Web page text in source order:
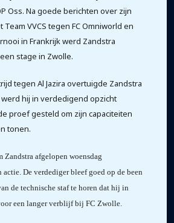
Oss. Na goede berichten over zijn
VVCS tegen FC Omniworld en
in Frankrijk werd Zandstra
stage in Zwolle.
tegen Al Jazira overtuigde Zandstra
hij in verdedigend opzicht
proef gesteld om zijn capaciteiten
tonen.
Zandstra afgelopen woensdag
actie. De verdediger bleef goed op de been
de technische staf te horen dat hij in
een langer verblijf bij FC Zwolle.